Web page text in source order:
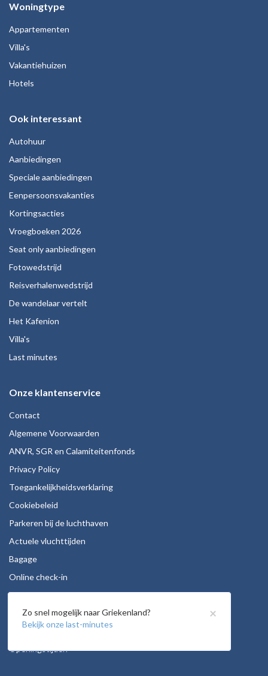
Woningtype
Appartementen
Villa's
Vakantiehuizen
Hotels
Ook interessant
Autohuur
Aanbiedingen
Speciale aanbiedingen
Eenpersoonsvakanties
Kortingsacties
Vroegboeken 2026
Seat only aanbiedingen
Fotowedstrijd
Reisverhalenwedstrijd
De wandelaar vertelt
Het Kafenion
Villa's
Last minutes
Onze klantenservice
Contact
Algemene Voorwaarden
ANVR, SGR en Calamiteitenfonds
Privacy Policy
Toegankelijkheidsverklaring
Cookiebeleid
Parkeren bij de luchthaven
Actuele vluchttijden
Bagage
Online check-in
Stoelreservering
Autohuur
Vacatures
Openingstijden
×
Zo snel mogelijk naar Griekenland?
Bekijk onze last-minutes